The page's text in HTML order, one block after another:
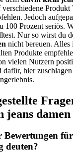
Produkt
Jedoch
100 Prozent seriös.
Nur so wirst du
nicht bereuen.
Produkte
vielen Nutzern
dafür, hier
jeans damen
Bewertungen
deuten?